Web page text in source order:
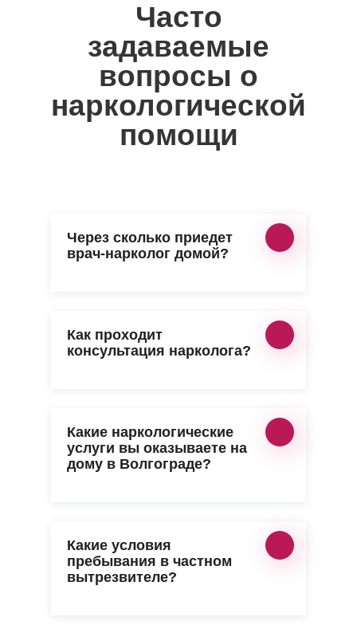
Часто
задаваемые
вопросы о
наркологической
помощи
Через сколько приедет
врач-нарколог домой?
Как проходит
консультация нарколога?
Какие наркологические
услуги вы оказываете на
дому в Волгограде?
Какие условия
пребывания в частном
вытрезвителе?